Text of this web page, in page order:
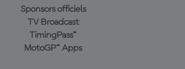
Sponsors officiels
TV Broadcast
TimingPass™
MotoGP™ Apps